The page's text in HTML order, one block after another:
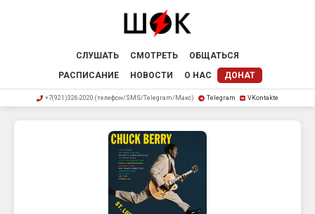
СЛУШАТЬ СМОТРЕТЬ
ОБЩАТЬСЯ
РАСПИСАНИЕ
НОВОСТИ О НАС ДОНАТ
+7(921)326-2020 (телефон/SMS/Telegram/Макс) Telegram VKontakte